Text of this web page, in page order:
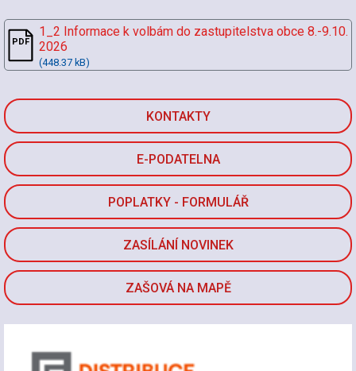
KONTAKTY
E-PODATELNA
POPLATKY - FORMULÁŘ
ZASÍLÁNÍ NOVINEK
ZAŠOVÁ NA MAPĚ
1_2 Informace k volbám do zastupitelstva obce 8.-9.10.
2026
(448.37 kB)